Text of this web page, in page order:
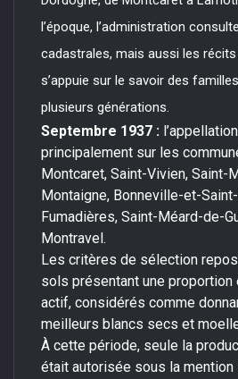
l’époque, l’administration
cadastrales, mais aussi les récits
s’appuie sur le savoir des
plusieurs générations.
Septembre 1937 :
principalement sur les
Montcaret, Saint-Vivien, Saint-
Montaigne, Bonneville-et-
Fumadières, Saint-Méard-de-
Montravel.
Les critères de sélection
sols présentant une proportion
actif, considérés comme
meilleurs blancs secs et
À cette période, seule la
était autorisée sous la mention